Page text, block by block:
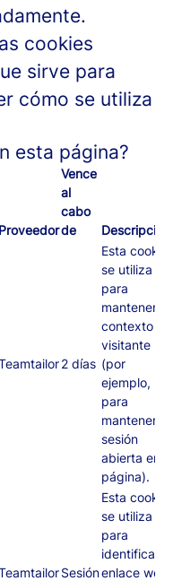
cookies
sirve para
cómo se utiliza
esta página?
Proveedor
Vence
al
cabo
de
Descripción
2 días
Esta cookie
se utiliza
para
mantener el
contexto
visitante
(por
ejemplo,
para
mantener tu
sesión
abierta en la
página).
Sesión
Esta cookie
se utiliza
para
identificar el
enlace web